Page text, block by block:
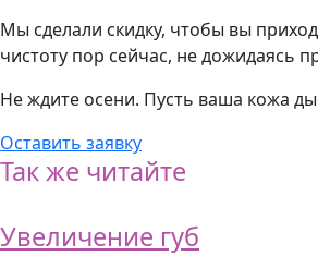
Мы сделали скидку, чтобы вы
чистоту пор сейчас, не дожидаясь
Не ждите осени. Пусть ваша кожа
Оставить заявку
Так же читайте
Увеличение губ